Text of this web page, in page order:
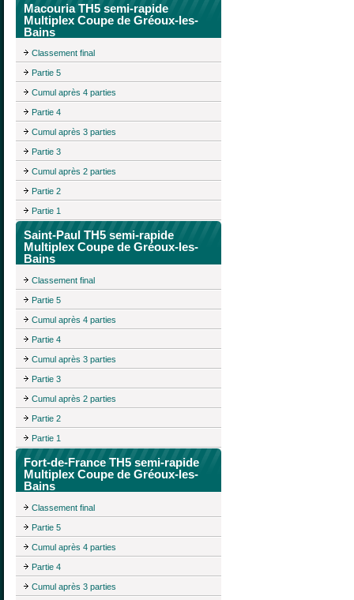
Macouria TH5 semi-rapide
Multiplex Coupe de Gréoux-les-
Bains
Classement final
Partie 5
Cumul après 4 parties
Partie 4
Cumul après 3 parties
Partie 3
Cumul après 2 parties
Partie 2
Partie 1
Saint-Paul TH5 semi-rapide
Multiplex Coupe de Gréoux-les-
Bains
Classement final
Partie 5
Cumul après 4 parties
Partie 4
Cumul après 3 parties
Partie 3
Cumul après 2 parties
Partie 2
Partie 1
Fort-de-France TH5 semi-rapide
Multiplex Coupe de Gréoux-les-
Bains
Classement final
Partie 5
Cumul après 4 parties
Partie 4
Cumul après 3 parties